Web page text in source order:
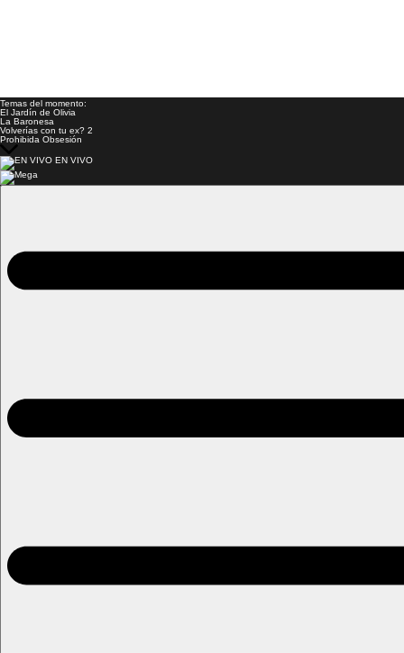
Temas del momento:
El Jardín de Olivia
La Baronesa
Volverías con tu ex? 2
Prohibida Obsesión
EN VIVO